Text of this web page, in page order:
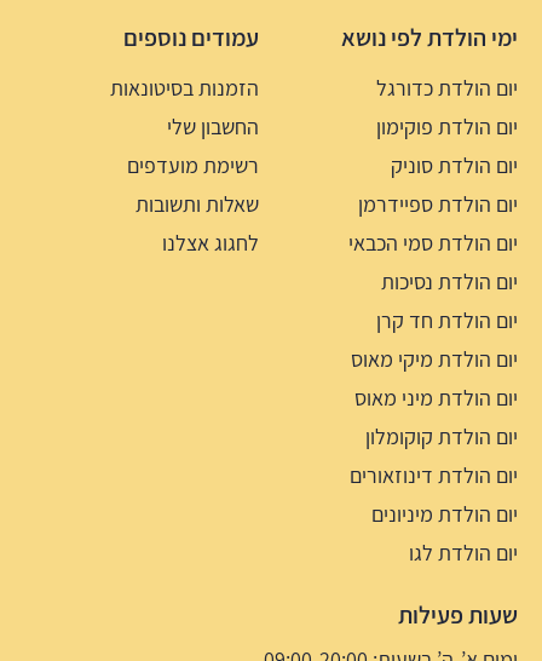
ימי הולדת לפי נושא
יום הולדת כדורגל
יום הולדת פוקימון
יום הולדת סוניק
יום הולדת ספיידרמן
יום הולדת סמי הכבאי
יום הולדת נסיכות
יום הולדת חד קרן
יום הולדת מיקי מאוס
יום הולדת מיני מאוס
יום הולדת קוקומלון
יום הולדת דינוזאורים
יום הולדת מיניונים
יום הולדת לגו
עמודים נוספים
הזמנות בסיטונאות
החשבון שלי
רשימת מועדפים
שאלות ותשובות
לחגוג אצלנו
שעות פעילות